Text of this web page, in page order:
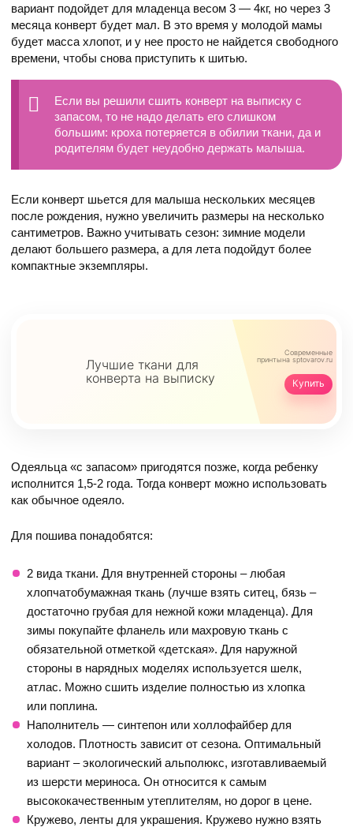
вариант подойдет для младенца весом 3 — 4кг, но через 3
месяца конверт будет мал. В это время у молодой мамы
будет масса хлопот, и у нее просто не найдется свободного
времени, чтобы снова приступить к шитью.
Если вы решили сшить конверт на выписку с
запасом, то не надо делать его слишком
большим: кроха потеряется в обилии ткани, да и
родителям будет неудобно держать малыша.
Если конверт шьется для малыша нескольких месяцев
после рождения, нужно увеличить размеры на несколько
сантиметров. Важно учитывать сезон: зимние модели
делают большего размера, а для лета подойдут более
компактные экземпляры.
Лучшие ткани для
конверта на выписку
Современные
принтына sptovarov.ru
Купить
Одеяльца «с запасом» пригодятся позже, когда ребенку
исполнится 1,5-2 года. Тогда конверт можно использовать
как обычное одеяло.
Для пошива понадобятся:
2 вида ткани. Для внутренней стороны – любая
хлопчатобумажная ткань (лучше взять ситец, бязь –
достаточно грубая для нежной кожи младенца). Для
зимы покупайте фланель или махровую ткань с
обязательной отметкой «детская». Для наружной
стороны в нарядных моделях используется шелк,
атлас. Можно сшить изделие полностью из хлопка
или поплина.
Наполнитель — синтепон или холлофайбер для
холодов. Плотность зависит от сезона. Оптимальный
вариант – экологический альполюкс, изготавливаемый
из шерсти мериноса. Он относится к самым
высококачественным утеплителям, но дорог в цене.
Кружево, ленты для украшения. Кружево нужно взять